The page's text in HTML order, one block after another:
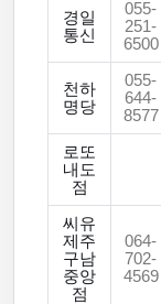
경일
통신
055-
251-
6500
천하
명당
055-
644-
8577
로또
내도
점
씨유
제주
구남
중앙
점
064-
702-
4569